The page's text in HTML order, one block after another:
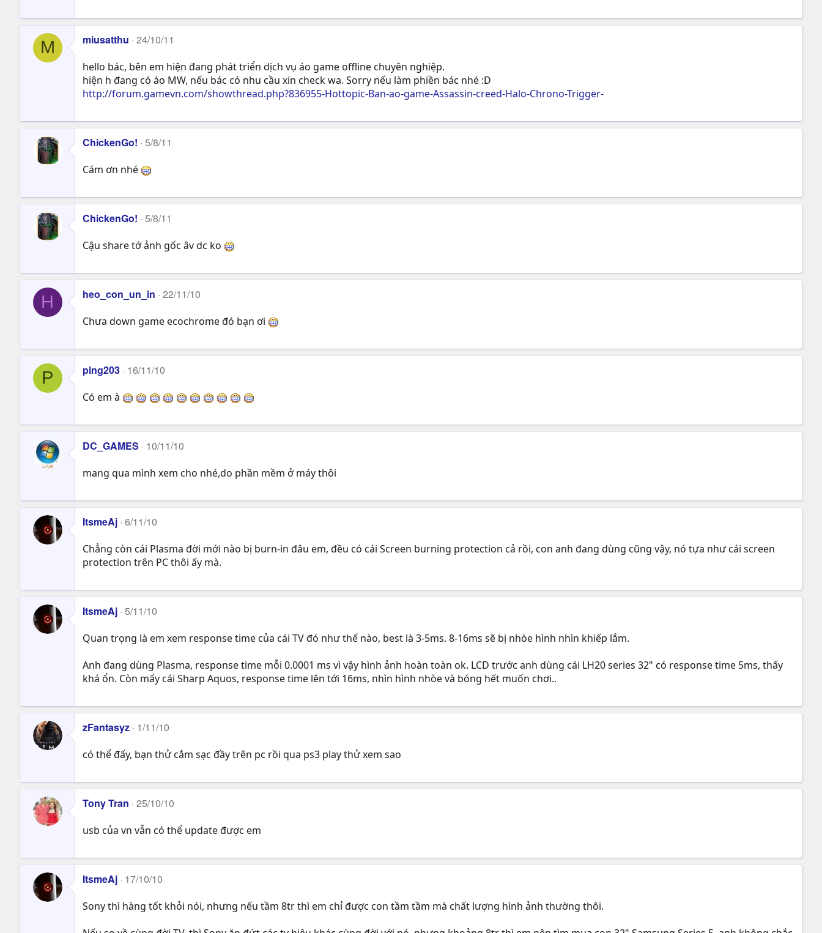
M miusatthu 24/10/11
hello bác, bên em hiện đang phát triển dịch vụ áo game offline chuyên nghiệp.
hiện h đang có áo MW, nếu bác có nhu cầu xin check wa. Sorry nếu làm phiền bác nhé :D
http://forum.gamevn.com/showthread.php?836955-Hottopic-Ban-ao-game-Assassin-creed-Halo-Chrono-Trigger-
ChickenGo! 5/8/11
Cám ơn nhé
ChickenGo! 5/8/11
Cậu share tớ ảnh gốc âv dc ko
H heo_con_un_in 22/11/10
Chưa down game ecochrome đó bạn ơi
P ping203 16/11/10
Có em à
DC_GAMES 10/11/10
mang qua mình xem cho nhé,do phần mềm ở máy thôi
ItsmeAj 6/11/10
Chẳng còn cái Plasma đời mới nào bị burn-in đâu em, đều có cái Screen burning protection cả rồi, con anh đang dùng cũng vậy, nó tựa như cái screen
protection trên PC thôi ấy mà.
ItsmeAj 5/11/10
Quan trọng là em xem response time của cái TV đó như thế nào, best là 3-5ms. 8-16ms sẽ bị nhòe hình nhìn khiếp lắm.
Anh đang dùng Plasma, response time mỗi 0.0001 ms vì vậy hình ảnh hoàn toàn ok. LCD trước anh dùng cái LH20 series 32" có response time 5ms, thấy
khá ổn. Còn mấy cái Sharp Aquos, response time lên tới 16ms, nhìn hình nhòe và bóng hết muốn chơi..
zFantasyz 1/11/10
có thể đấy, bạn thử cắm sạc đầy trên pc rồi qua ps3 play thử xem sao
Tony Tran 25/10/10
usb của vn vẫn có thể update được em
ItsmeAj 17/10/10
Sony thì hàng tốt khỏi nói, nhưng nếu tầm 8tr thì em chỉ được con tầm tầm mà chất lượng hình ảnh thường thôi.